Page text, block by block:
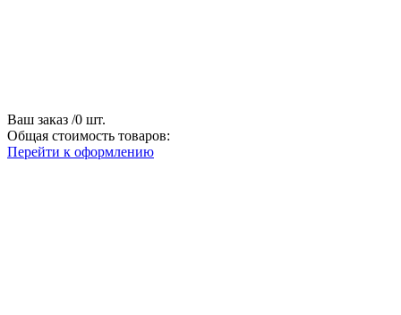
Ваш заказ /0 шт.
Общая стоимость товаров:
Перейти к оформлению